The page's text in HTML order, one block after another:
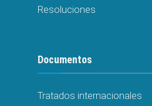
Resoluciones
Documentos
Tratados internacionales